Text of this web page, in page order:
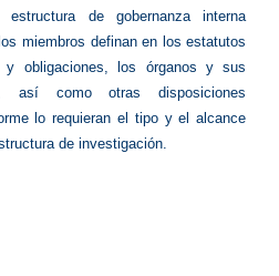
estructura de gobernanza interna
miembros definan en los estatutos
y obligaciones, los órganos y sus
así como otras disposiciones
lo requieran el tipo y el alcance
de investigación.